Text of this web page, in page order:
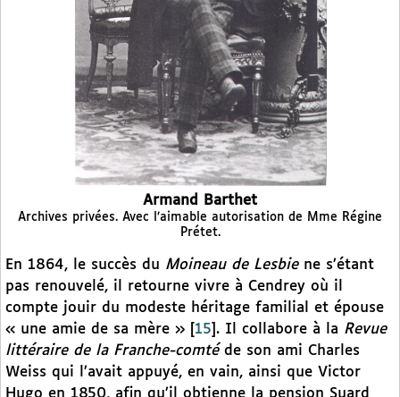
Armand Barthet
Archives privées. Avec l’aimable autorisation de Mme Régine
Prétet.
En 1864, le succès du Moineau de Lesbiene s’étant
pas renouvelé, il retourne vivre à Cendrey où il
compte jouir du modeste héritage familial et épouse
« une amie de sa mère »
15 . Il collabore à la Revue
littéraire de la Franche-comtéde son ami Charles
Weiss qui l’avait appuyé, en vain, ainsi que Victor